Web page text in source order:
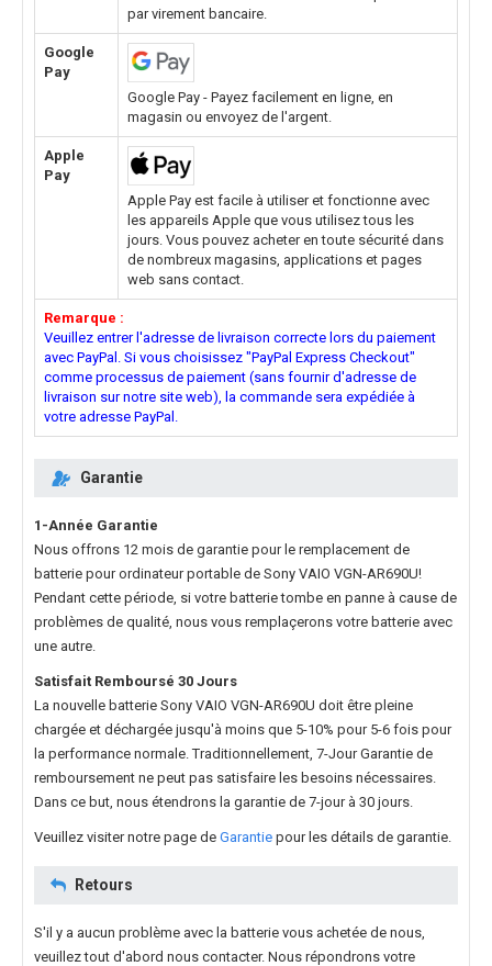
par virement bancaire.
Google
Pay
Google Pay - Payez facilement en ligne, en
magasin ou envoyez de l'argent.
Apple
Pay
Apple Pay est facile à utiliser et fonctionne avec
les appareils Apple que vous utilisez tous les
jours. Vous pouvez acheter en toute sécurité dans
de nombreux magasins, applications et pages
web sans contact.
Remarque :
Veuillez entrer l'adresse de livraison correcte lors du paiement
avec PayPal. Si vous choisissez "PayPal Express Checkout"
comme processus de paiement (sans fournir d'adresse de
livraison sur notre site web), la commande sera expédiée à
votre adresse PayPal.
Garantie
1-Année Garantie
Nous offrons 12 mois de garantie pour le remplacement de
batterie pour ordinateur portable de Sony VAIO VGN-AR690U!
Pendant cette période, si votre batterie tombe en panne à cause de
problèmes de qualité, nous vous remplaçerons votre batterie avec
une autre.
Satisfait Remboursé 30 Jours
La nouvelle batterie Sony VAIO VGN-AR690U doit être pleine
chargée et déchargée jusqu'à moins que 5-10% pour 5-6 fois pour
la performance normale. Traditionnellement, 7-Jour Garantie de
remboursement ne peut pas satisfaire les besoins nécessaires.
Dans ce but, nous étendrons la garantie de 7-jour à 30 jours.
Veuillez visiter notre page de Garantie pour les détails de garantie.
Retours
S'il y a aucun problème avec la batterie vous achetée de nous,
veuillez tout d'abord nous contacter. Nous répondrons votre